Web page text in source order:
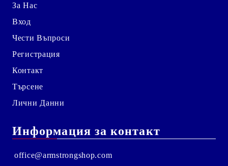
За Нас
Вход
Чести Въпроси
Регистрация
Контакт
Търсене
Лични Данни
Информация за контакт
office@armstrongshop.com